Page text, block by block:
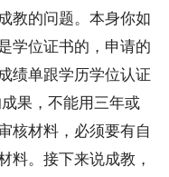
教的问题。本身你如
学位证书的，申请的
绩单跟学历学位认证
果，不能用三年或
核材料，必须要有自
料。接下来说成教，